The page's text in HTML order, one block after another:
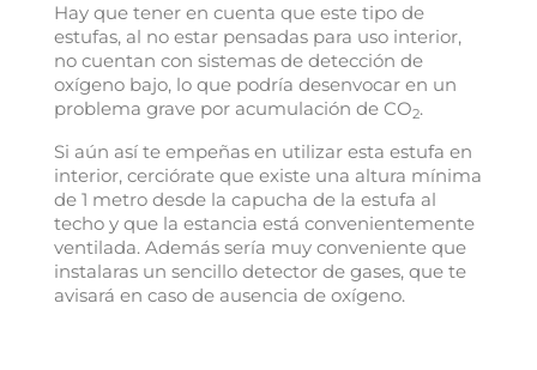
Hay que tener en cuenta que este tipo de
estufas, al no estar pensadas para uso interior,
no cuentan con sistemas de detección de
oxígeno bajo, lo que podría desenvocar en un
problema grave por acumulación de CO2.
Si aún así te empeñas en utilizar esta estufa en
interior, cerciórate que existe una altura mínima
de 1 metro desde la capucha de la estufa al
techo y que la estancia está convenientemente
ventilada. Además sería muy conveniente que
instalaras un sencillo detector de gases, que te
avisará en caso de ausencia de oxígeno.